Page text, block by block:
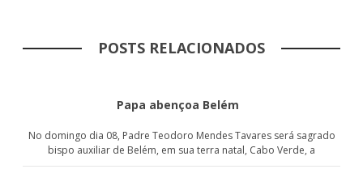
POSTS RELACIONADOS
Papa abençoa Belém
No domingo dia 08, Padre Teodoro Mendes Tavares será sagrado
bispo auxiliar de Belém, em sua terra natal, Cabo Verde, a